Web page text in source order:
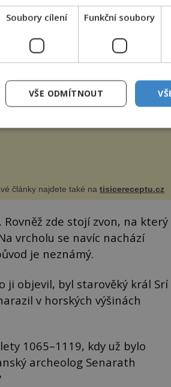
a feta sýrem vytvářejí
Suroviny na 12
články najdete také natisicereceptu.cz
zde stojí zvon, na který
vrcholu se navíc nachází
je neznámý.
ji objevil, byl starověký král Srí
v horských výšinách
1065–1119, kdy už bylo
archeolog Senarath
Soubory cílení Funkční soubory
VŠE ODMÍTNOUT